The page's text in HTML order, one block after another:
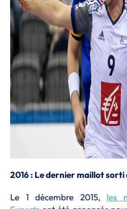
2016 : Le dernier maillot sorti
Le 1 décembre 2015, les